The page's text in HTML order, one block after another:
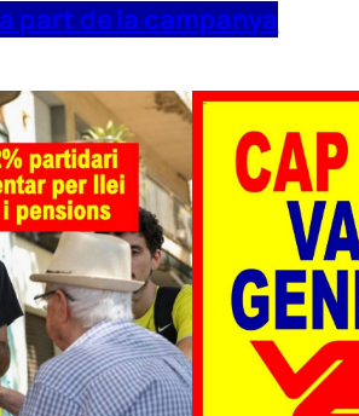
part de la campanya